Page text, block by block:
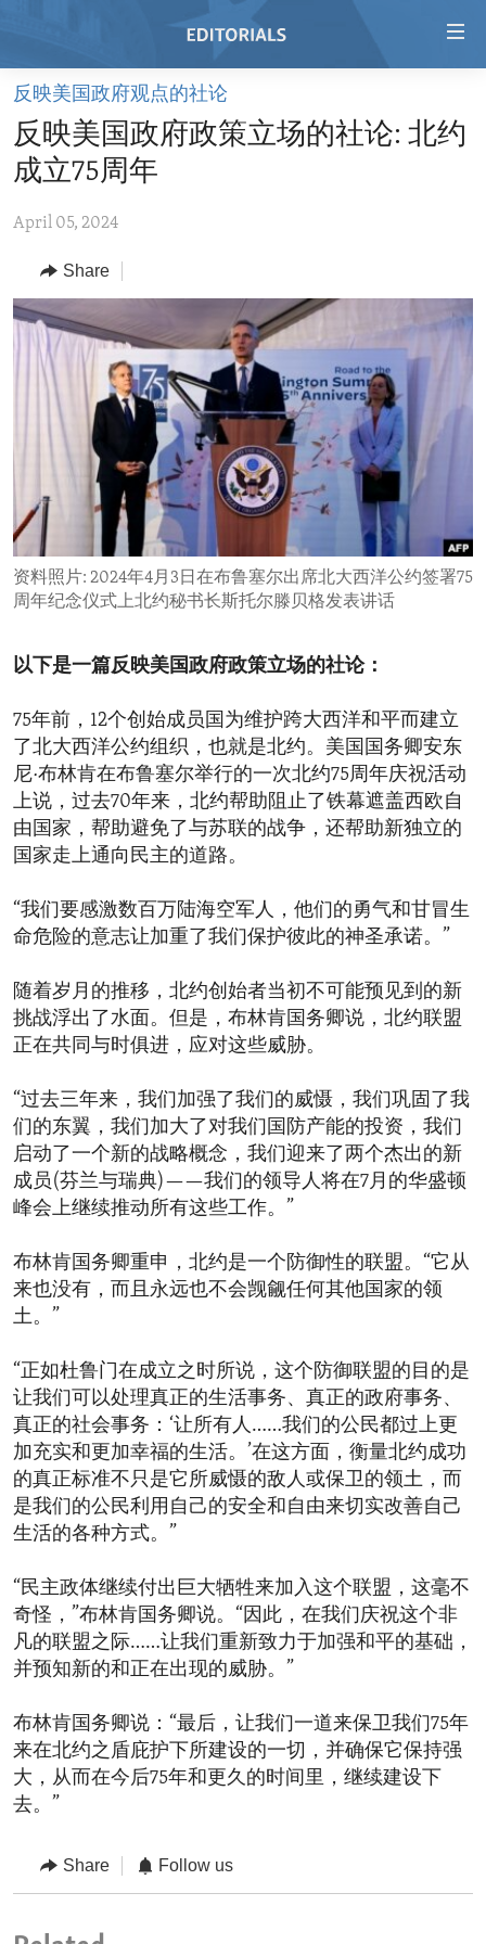
Skip
main
content
to
Navigation
Skip
Search
HOME
VIDEO
REGIONS
AFRICA
AMERICAS
ASIA
EUROPE
MIDDLE EAST
TOPICS
HUMAN RIGHTS
SECURITY AND DEFENSE
AID AND DEVELOPMENT
DEMOCRACY AND GOVERNANCE
ECONOMY AND TRADE
ENVIRONMENT AND HEALTH
IDEALS AND INSTITUTIONS
ARCHIVE
ABOUT US
FOLLOW US
反映美国政府观点的社论
反映美国政府政策立场的社论: 北约
成立75周年
April 05, 2024
Share
资料照片: 2024年4月3日在布鲁塞尔出席北大西洋公约签署75
周年纪念仪式上北约秘书长斯托尔滕贝格发表讲话
以下是一篇反映美国政府政策立场的社论：
75年前，12个创始成员国为维护跨大西洋和平而建立
了北大西洋公约组织，也就是北约。美国国务卿安东
尼·布林肯在布鲁塞尔举行的一次北约75周年庆祝活动
上说，过去70年来，北约帮助阻止了铁幕遮盖西欧自
由国家，帮助避免了与苏联的战争，还帮助新独立的
国家走上通向民主的道路。
“我们要感激数百万陆海空军人，他们的勇气和甘冒生
命危险的意志让加重了我们保护彼此的神圣承诺。”
随着岁月的推移，北约创始者当初不可能预见到的新
挑战浮出了水面。但是，布林肯国务卿说，北约联盟
正在共同与时俱进，应对这些威胁。
“过去三年来，我们加强了我们的威慑，我们巩固了我
们的东翼，我们加大了对我们国防产能的投资，我们
启动了一个新的战略概念，我们迎来了两个杰出的新
成员(芬兰与瑞典)——我们的领导人将在7月的华盛顿
峰会上继续推动所有这些工作。”
布林肯国务卿重申，北约是一个防御性的联盟。“它从
来也没有，而且永远也不会觊觎任何其他国家的领
土。”
“正如杜鲁门在成立之时所说，这个防御联盟的目的是
让我们可以处理真正的生活事务、真正的政府事务、
真正的社会事务：‘让所有人……我们的公民都过上更
加充实和更加幸福的生活。’在这方面，衡量北约成功
的真正标准不只是它所威慑的敌人或保卫的领土，而
是我们的公民利用自己的安全和自由来切实改善自己
生活的各种方式。”
“民主政体继续付出巨大牺牲来加入这个联盟，这毫不
奇怪，”布林肯国务卿说。“因此，在我们庆祝这个非
凡的联盟之际……让我们重新致力于加强和平的基础，
并预知新的和正在出现的威胁。”
布林肯国务卿说：“最后，让我们一道来保卫我们75年
来在北约之盾庇护下所建设的一切，并确保它保持强
大，从而在今后75年和更久的时间里，继续建设下
去。”
Share Follow us